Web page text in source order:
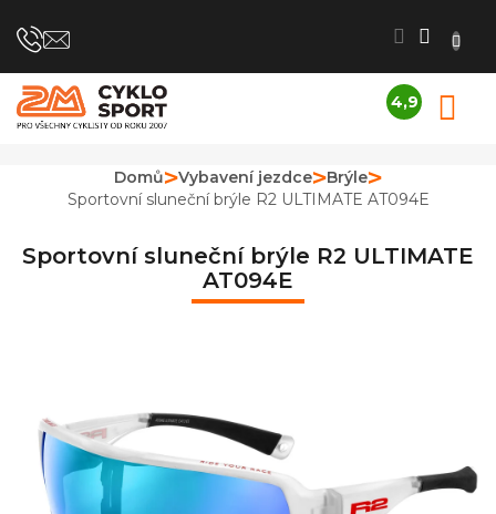
na
4,9
je
4,9
hvězdiček.
Domů Vybavení jezdce
Brýle
Sportovní sluneční brýle R2 ULTIMATE AT094E
Sportovní sluneční brýle R2 ULTIMATE
AT094E